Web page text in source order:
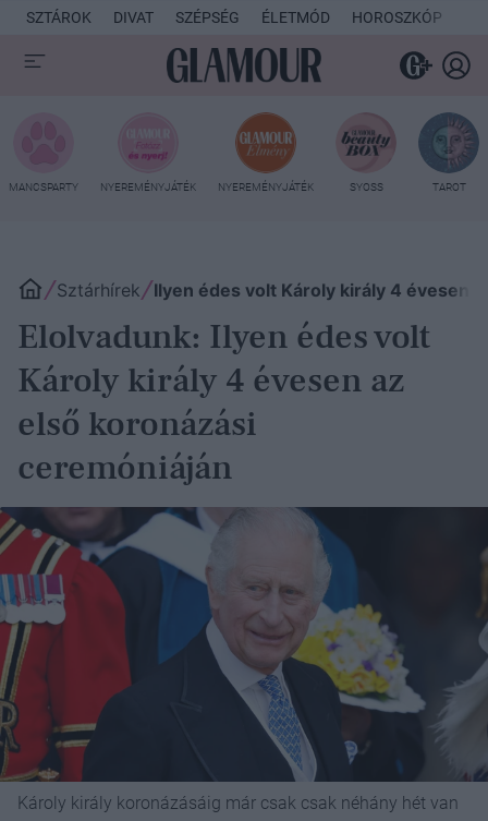
SZTÁROK DIVAT SZÉPSÉG ÉLETMÓD HOROSZKÓP
MANCSPARTY NYEREMÉNYJÁTÉK NYEREMÉNYJÁTÉK SYOSS TAROT
Sztárhírek Ilyen édes volt Károly király 4 évesen
Elolvadunk: Ilyen édes volt
Károly király 4 évesen az
első koronázási
ceremóniáján
Károly király koronázásáig már csak csak néhány hét van